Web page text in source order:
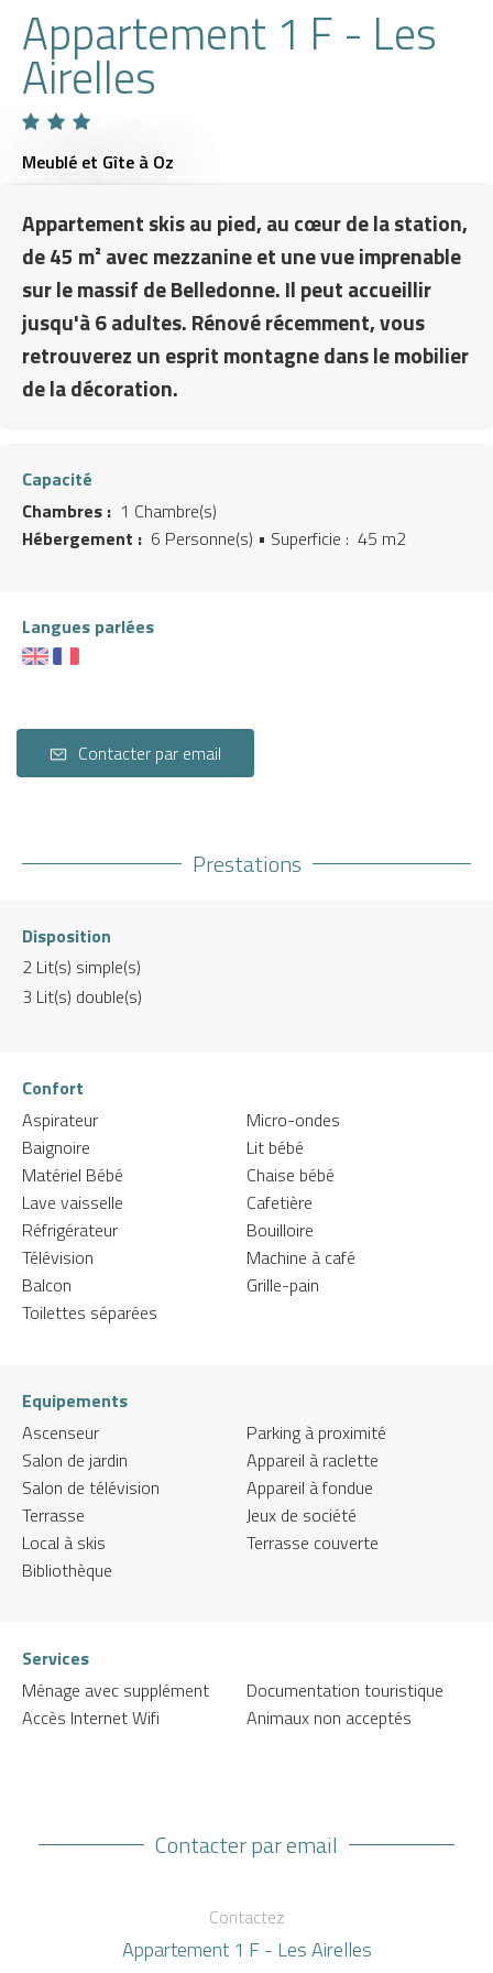
Appartement 1 F - Les
Airelles
Meublé et Gîte à Oz
Appartement skis au pied, au cœur de la station,
de 45 m² avec mezzanine et une vue imprenable
sur le massif de Belledonne. Il peut accueillir
jusqu'à 6 adultes. Rénové récemment, vous
retrouverez un esprit montagne dans le mobilier
de la décoration.
Capacité
Chambres : 1 Chambre(s)
Hébergement : 6 Personne(s) • Superficie : 45 m2
Langues parlées
Contacter par email
Prestations
Disposition
2 Lit(s) simple(s)
3 Lit(s) double(s)
Confort
Aspirateur
Baignoire
Matériel Bébé
Lave vaisselle
Réfrigérateur
Télévision
Balcon
Toilettes séparées
Micro-ondes
Lit bébé
Chaise bébé
Cafetière
Bouilloire
Machine à café
Grille-pain
Equipements
Ascenseur
Salon de jardin
Salon de télévision
Terrasse
Local à skis
Bibliothèque
Parking à proximité
Appareil à raclette
Appareil à fondue
Jeux de société
Terrasse couverte
Services
Ménage avec supplément
Accès Internet Wifi
Documentation touristique
Animaux non acceptés
Contacter par email
Contactez
Appartement 1 F - Les Airelles